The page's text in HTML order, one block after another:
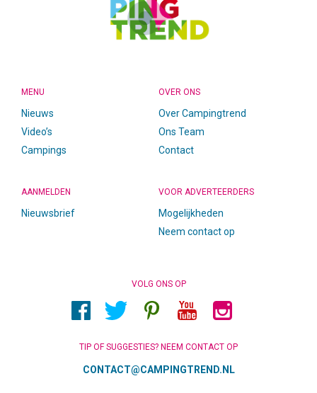
MENU
Nieuws
Video’s
Campings
OVER ONS
Over Campingtrend
Ons Team
Contact
AANMELDEN
Nieuwsbrief
VOOR ADVERTEERDERS
Mogelijkheden
Neem contact op
VOLG ONS OP
TIP OF SUGGESTIES? NEEM CONTACT OP
CONTACT@CAMPINGTREND.NL